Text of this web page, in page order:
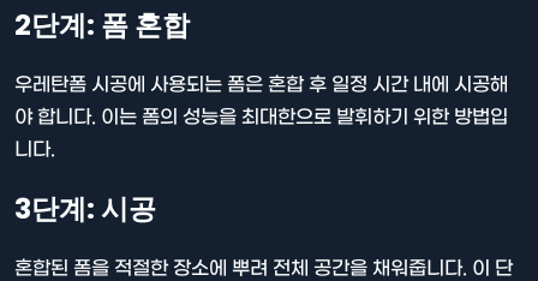
2단계: 폼 혼합
우레탄폼 시공에 사용되는 폼은 혼합 후 일정 시간 내에 시공해
야 합니다. 이는 폼의 성능을 최대한으로 발휘하기 위한 방법입
니다.
3단계: 시공
혼합된 폼을 적절한 장소에 뿌려 전체 공간을 채워줍니다. 이 단